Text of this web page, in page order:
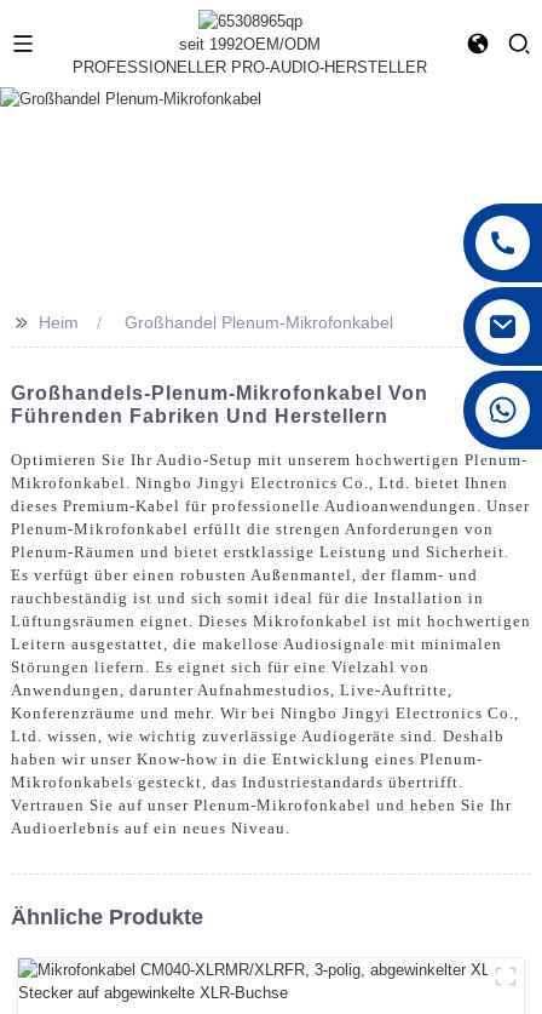
seit 1992OEM/ODM
PROFESSIONELLER PRO-AUDIO-HERSTELLER
+86 15168592711
>> Heim Großhandel Plenum-Mikrofonkabel
Großhandels-Plenum-Mikrofonkabel Von
Führenden Fabriken Und Herstellern
Optimieren Sie Ihr Audio-Setup mit unserem hochwertigen Plenum-
Mikrofonkabel. Ningbo Jingyi Electronics Co., Ltd. bietet Ihnen
dieses Premium-Kabel für professionelle Audioanwendungen. Unser
Plenum-Mikrofonkabel erfüllt die strengen Anforderungen von
Plenum-Räumen und bietet erstklassige Leistung und Sicherheit.
Es verfügt über einen robusten Außenmantel, der flamm- und
rauchbeständig ist und sich somit ideal für die Installation in
Lüftungsräumen eignet. Dieses Mikrofonkabel ist mit hochwertigen
Leitern ausgestattet, die makellose Audiosignale mit minimalen
Störungen liefern. Es eignet sich für eine Vielzahl von
Anwendungen, darunter Aufnahmestudios, Live-Auftritte,
Konferenzräume und mehr. Wir bei Ningbo Jingyi Electronics Co.,
Ltd. wissen, wie wichtig zuverlässige Audiogeräte sind. Deshalb
haben wir unser Know-how in die Entwicklung eines Plenum-
Mikrofonkabels gesteckt, das Industriestandards übertrifft.
Vertrauen Sie auf unser Plenum-Mikrofonkabel und heben Sie Ihr
Audioerlebnis auf ein neues Niveau.
Ähnliche Produkte